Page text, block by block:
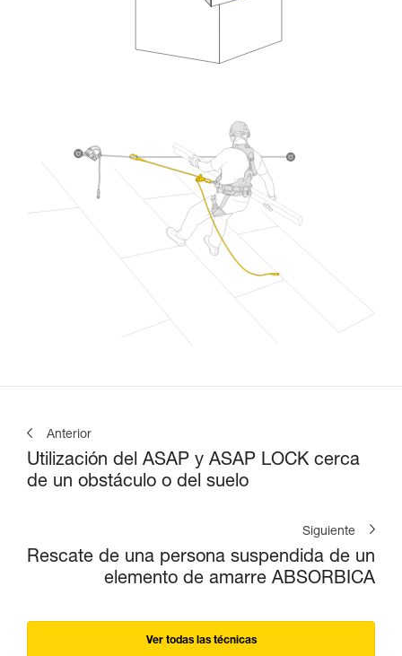
Anterior
Utilización del ASAP y ASAP LOCK cerca
de un obstáculo o del suelo
Siguiente
Rescate de una persona suspendida de un
elemento de amarre ABSORBICA
Ver todas las técnicas